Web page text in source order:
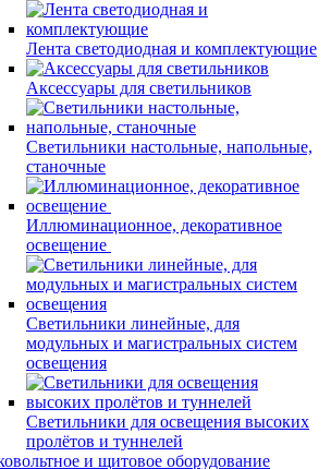
Лента светодиодная и комплектующие
Аксессуары для светильников
Светильники настольные, напольные,
станочные
Иллюминационное, декоративное
освещение
Светильники линейные, для
модульных и магистральных систем
освещения
Светильники для освещения высоких
пролётов и туннелей